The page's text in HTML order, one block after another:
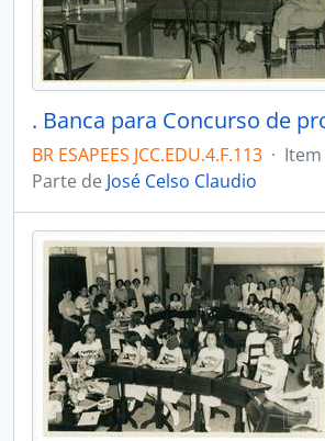
BR ESAPEES JCC.EDU.4.F.113 · Item
Parte de José Celso Claudio